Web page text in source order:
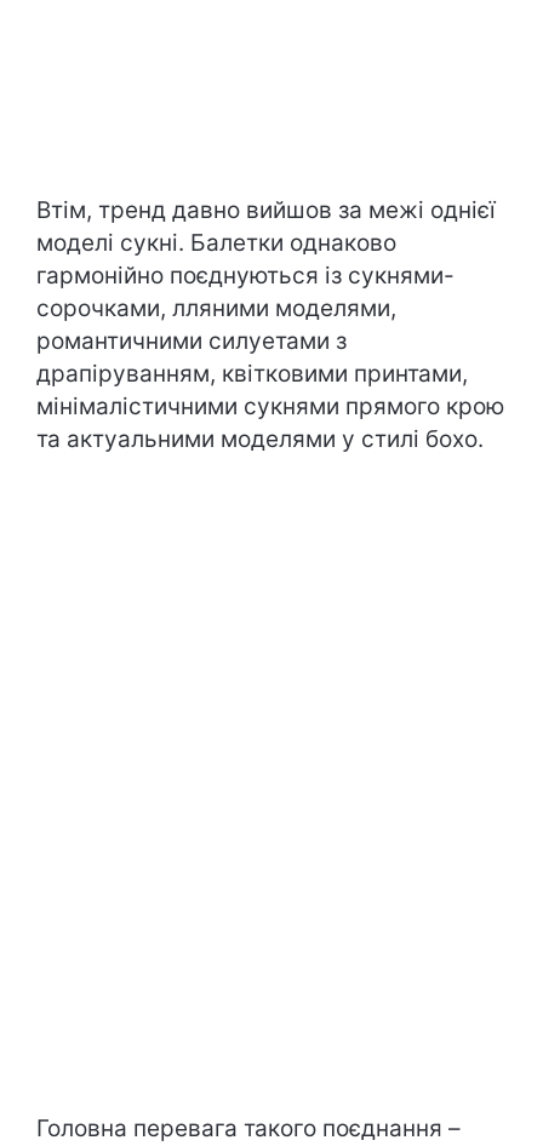
Втім, тренд давно вийшов за межі однієї
моделі сукні. Балетки однаково
гармонійно поєднуються із сукнями-
сорочками, лляними моделями,
романтичними силуетами з
драпіруванням, квітковими принтами,
мінімалістичними сукнями прямого крою
та актуальними моделями у стилі бохо.
Головна перевага такого поєднання –